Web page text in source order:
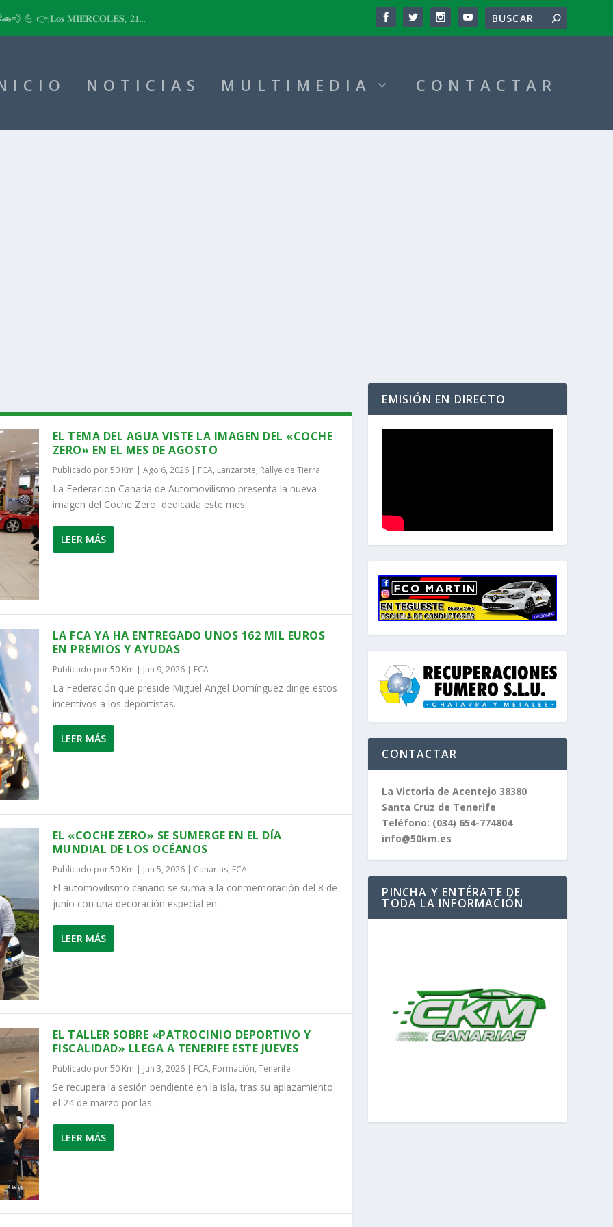
💪 👉¡𝐋𝐨𝐬 𝐌𝐈𝐄́𝐑𝐂𝐎𝐋𝐄𝐒, 𝟐𝟏...
NOTICIAS MULTIMEDIA CONTACTAR
EL TEMA DEL AGUA VISTE LA IMAGEN DEL «COCHE
ZERO» EN EL MES DE AGOSTO
Publicado por50 Km | Ago 6, 2026| FCA, Lanzarote, Rallye de Tierra
La Federación Canaria de Automovilismo presenta la nueva
imagen del Coche Zero, dedicada este mes...
LEER MÁS
LA FCA YA HA ENTREGADO UNOS 162 MIL EUROS
EN PREMIOS Y AYUDAS
Publicado por50 Km | Jun 9, 2026| FCA
La Federación que preside Miguel Angel Domínguez dirige estos
incentivos a los deportistas...
LEER MÁS
EL «COCHE ZERO» SE SUMERGE EN EL DÍA
MUNDIAL DE LOS OCÉANOS
Publicado por50 Km | Jun 5, 2026| Canarias, FCA
El automovilismo canario se suma a la conmemoración del 8 de
junio con una decoración especial en...
LEER MÁS
EL TALLER SOBRE «PATROCINIO DEPORTIVO Y
FISCALIDAD» LLEGA A TENERIFE ESTE JUEVES
Publicado por50 Km | Jun 3, 2026| FCA, Formación, Tenerife
Se recupera la sesión pendiente en la isla, tras su aplazamiento
el 24 de marzo por las...
LEER MÁS
EMISIÓN EN DIRECTO
CONTACTAR
La Victoria de Acentejo 38380
Santa Cruz de Tenerife
Teléfono: (034) 654-774804
info@50km.es
PINCHA Y ENTÉRATE DE
TODA LA INFORMACIÓN